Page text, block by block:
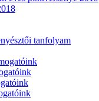
tanfolyam